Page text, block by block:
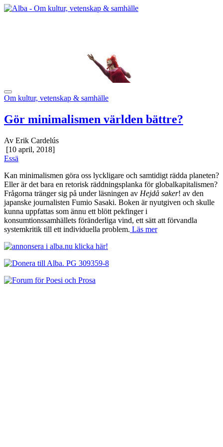
Om kultur, vetenskap & samhälle
Gör minimalismen världen bättre?
Av Erik Cardelús
[10 april, 2018]
Essä
Kan minimalismen göra oss lyckligare och samtidigt rädda planeten?
Eller är det bara en retorisk räddningsplanka för globalkapitalismen?
Frågorna tränger sig på under läsningen av Hejdå saker! av den
japanske journalisten Fumio Sasaki. Boken är nyutgiven och skulle
kunna uppfattas som ännu ett blött pekfinger i
konsumtionssamhällets föränderliga vind, ett sätt att förvandla
systemkritik till ett individuella problem. Läs mer